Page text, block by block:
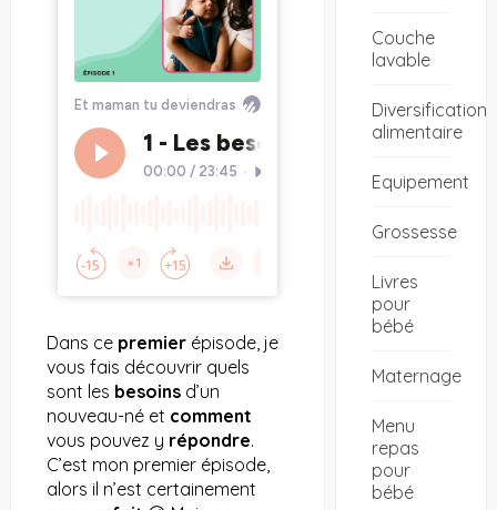
Dans ce premierépisode, je
vous fais découvrir quels
sont les besoinsd’un
nouveau-né et comment
vous pouvez y répondre.
C’est mon premier épisode,
alors il n’est certainement
Couche
lavable
Diversification
alimentaire
Equipement
Grossesse
Livres
pour
bébé
Maternage
Menu
repas
pour
bébé